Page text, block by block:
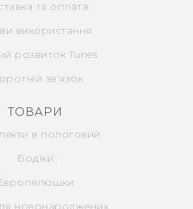
та оплата
використання
розвиток Tunes
зв'язок
ТОВАРИ
в пологовий
Бодіки
новонароджених